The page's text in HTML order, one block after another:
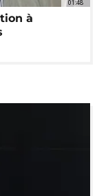
01:48
à